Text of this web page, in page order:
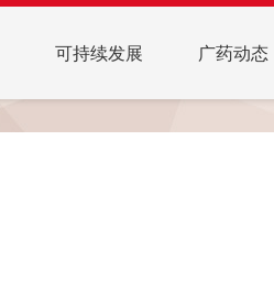
可持续发展 广药动态